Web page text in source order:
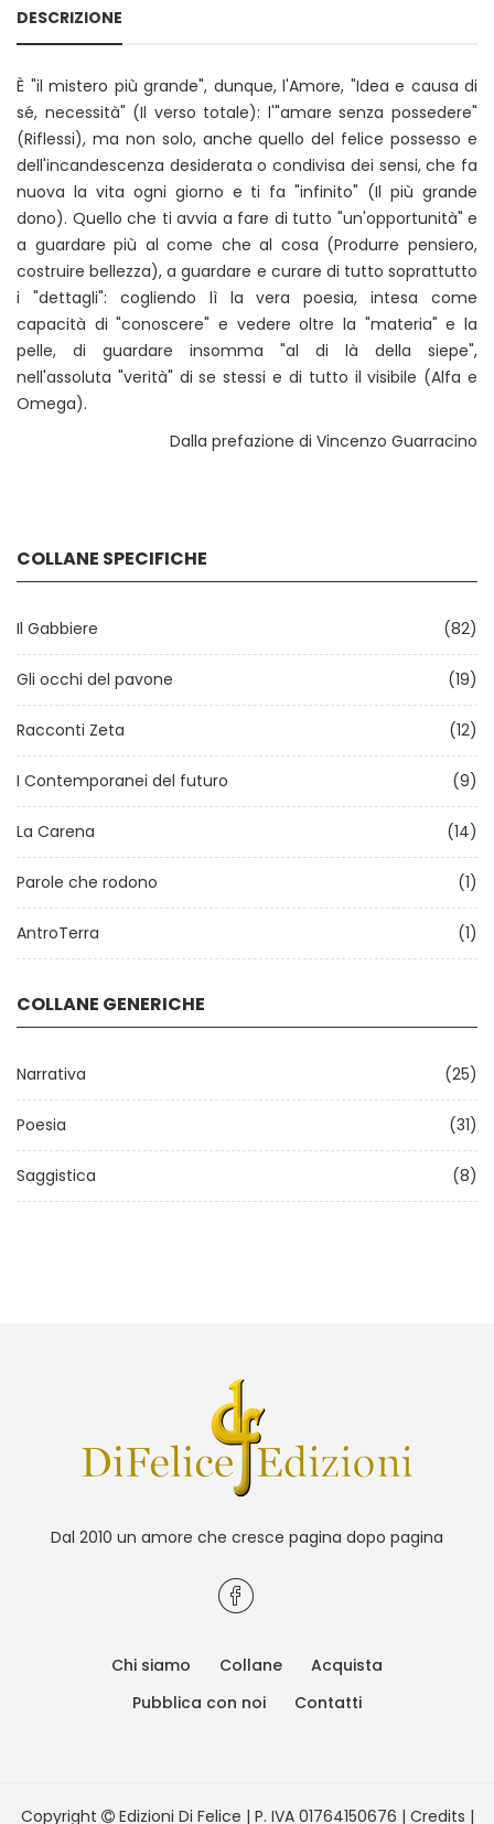
DESCRIZIONE
È "il mistero più grande", dunque, l'Amore, "Idea e causa di
sé, necessità" (Il verso totale): l'"amare senza possedere"
(Riflessi), ma non solo, anche quello del felice possesso e
dell'incandescenza desiderata o condivisa dei sensi, che fa
nuova la vita ogni giorno e ti fa "infinito" (Il più grande
dono). Quello che ti avvia a fare di tutto "un'opportunità" e
a guardare più al come che al cosa (Produrre pensiero,
costruire bellezza), a guardare e curare di tutto soprattutto
i "dettagli": cogliendo lì la vera poesia, intesa come
capacità di "conoscere" e vedere oltre la "materia" e la
pelle, di guardare insomma "al di là della siepe",
nell'assoluta "verità" di se stessi e di tutto il visibile (Alfa e
Omega).
Dalla prefazione di Vincenzo Guarracino
COLLANE SPECIFICHE
Il Gabbiere (82)
Gli occhi del pavone (19)
Racconti Zeta (12)
I Contemporanei del futuro (9)
La Carena (14)
Parole che rodono (1)
AntroTerra (1)
COLLANE GENERICHE
Narrativa (25)
Poesia (31)
Saggistica (8)
Dal 2010 un amore che cresce pagina dopo pagina
Chi siamo Collane
Acquista
Pubblica con noi
Contatti
Copyright Edizioni Di Felice | P. IVA 01764150676 | Credits |